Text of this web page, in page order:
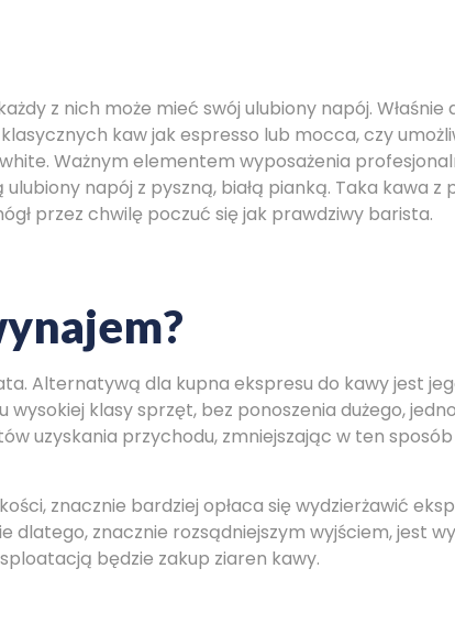
z nich może mieć swój ulubiony napój. Właśnie
kaw jak espresso lub mocca, czy
Ważnym elementem wyposażenia
napój z pyszną, białą pianką. Taka kawa z
przez chwilę poczuć się jak prawdziwy barista.
Alternatywą dla kupna ekspresu do kawy jest
klasy sprzęt, bez ponoszenia dużego,
uzyskania przychodu, zmniejszając w ten
znacznie bardziej opłaca się wydzierżawić
dlatego, znacznie rozsądniejszym wyjściem, jest
będzie zakup ziaren kawy.